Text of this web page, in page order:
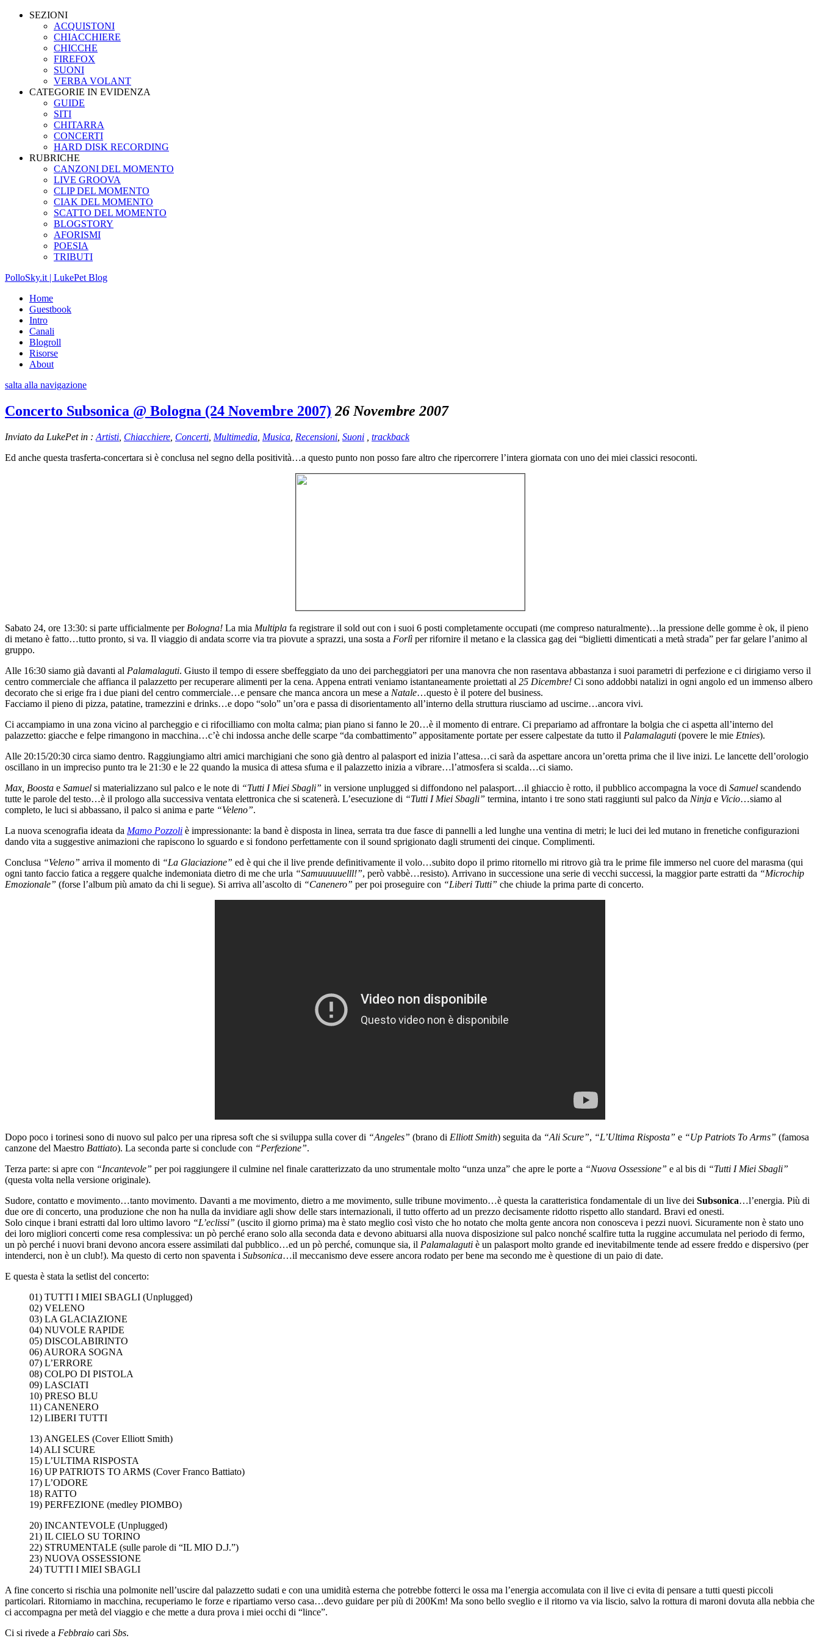
SEZIONI
ACQUISTONI
CHIACCHIERE
CHICCHE
FIREFOX
SUONI
VERBA VOLANT
CATEGORIE IN EVIDENZA
GUIDE
SITI
CHITARRA
CONCERTI
HARD DISK RECORDING
RUBRICHE
CANZONI DEL MOMENTO
LIVE GROOVA
CLIP DEL MOMENTO
CIAK DEL MOMENTO
SCATTO DEL MOMENTO
BLOGSTORY
AFORISMI
POESIA
TRIBUTI
PolloSky.it | LukePet Blog
Home
Guestbook
Intro
Canali
Blogroll
Risorse
About
salta alla navigazione
Concerto Subsonica @ Bologna (24 Novembre 2007) 26 Novembre 2007
Inviato da LukePet in : Artisti Chiacchiere Concerti Multimedia Musica Recensioni Suoni
trackback
Ed anche questa trasferta-concertara si è conclusa nel segno della positività…a questo punto non posso fare altro che ripercorrere l’intera giornata con uno dei miei classici resoconti.
Sabato 24, ore 13:30: si parte ufficialmente per Bologna! La mia Multipla fa registrare il sold out con i suoi 6 posti completamente occupati (me compreso naturalmente)…la pressione delle gomme è ok, il pieno
di metano è fatto…tutto pronto, si va. Il viaggio di andata scorre via tra piovute a sprazzi, una sosta a Forlì per rifornire il metano e la classica gag dei “biglietti dimenticati a metà strada” per far gelare l’animo al
gruppo.
Alle 16:30 siamo già davanti al Palamalaguti. Giusto il tempo di essere sbeffeggiato da uno dei parcheggiatori per una manovra che non rasentava abbastanza i suoi parametri di perfezione e ci dirigiamo verso il
centro commerciale che affianca il palazzetto per recuperare alimenti per la cena. Appena entrati veniamo istantaneamente proiettati al 25 Dicembre! Ci sono addobbi natalizi in ogni angolo ed un immenso albero
decorato che si erige fra i due piani del centro commerciale…e pensare che manca ancora un mese a Natale…questo è il potere del business.
Facciamo il pieno di pizza, patatine, tramezzini e drinks…e dopo “solo” un’ora e passa di disorientamento all’interno della struttura riusciamo ad uscirne…ancora vivi.
Ci accampiamo in una zona vicino al parcheggio e ci rifocilliamo con molta calma; pian piano si fanno le 20…è il momento di entrare. Ci prepariamo ad affrontare la bolgia che ci aspetta all’interno del
palazzetto: giacche e felpe rimangono in macchina…c’è chi indossa anche delle scarpe “da combattimento” appositamente portate per essere calpestate da tutto il Palamalaguti (povere le mie Etnies).
Alle 20:15/20:30 circa siamo dentro. Raggiungiamo altri amici marchigiani che sono già dentro al palasport ed inizia l’attesa…ci sarà da aspettare ancora un’oretta prima che il live inizi. Le lancette dell’orologio
oscillano in un impreciso punto tra le 21:30 e le 22 quando la musica di attesa sfuma e il palazzetto inizia a vibrare…l’atmosfera si scalda…ci siamo.
Max, Boosta e Samuel si materializzano sul palco e le note di “Tutti I Miei Sbagli” in versione unplugged si diffondono nel palasport…il ghiaccio è rotto, il pubblico accompagna la voce di Samuel scandendo
tutte le parole del testo…è il prologo alla successiva ventata elettronica che si scatenerà. L’esecuzione di “Tutti I Miei Sbagli” termina, intanto i tre sono stati raggiunti sul palco da Ninja e Vicio…siamo al
completo, le luci si abbassano, il palco si anima e parte “Veleno”.
La nuova scenografia ideata da Mamo Pozzoli è impressionante: la band è disposta in linea, serrata tra due fasce di pannelli a led lunghe una ventina di metri; le luci dei led mutano in frenetiche configurazioni
dando vita a suggestive animazioni che rapiscono lo sguardo e si fondono perfettamente con il sound sprigionato dagli strumenti dei cinque. Complimenti.
Conclusa “Veleno” arriva il momento di “La Glaciazione” ed è qui che il live prende definitivamente il volo…subito dopo il primo ritornello mi ritrovo già tra le prime file immerso nel cuore del marasma (qui
ogni tanto faccio fatica a reggere qualche indemoniata dietro di me che urla “Samuuuuuelll!”, però vabbè…resisto). Arrivano in successione una serie di vecchi successi, la maggior parte estratti da “Microchip
Emozionale” (forse l’album più amato da chi li segue). Si arriva all’ascolto di “Canenero” per poi proseguire con “Liberi Tutti” che chiude la prima parte di concerto.
Dopo poco i torinesi sono di nuovo sul palco per una ripresa soft che si sviluppa sulla cover di “Angeles” (brano di Elliott Smith) seguita da “Ali Scure”, “L’Ultima Risposta” e “Up Patriots To Arms” (famosa
canzone del Maestro Battiato). La seconda parte si conclude con “Perfezione”.
Terza parte: si apre con “Incantevole” per poi raggiungere il culmine nel finale caratterizzato da uno strumentale molto “unza unza” che apre le porte a “Nuova Ossessione” e al bis di “Tutti I Miei Sbagli”
(questa volta nella versione originale).
Sudore, contatto e movimento…tanto movimento. Davanti a me movimento, dietro a me movimento, sulle tribune movimento…è questa la caratteristica fondamentale di un live dei Subsonica…l’energia. Più di
due ore di concerto, una produzione che non ha nulla da invidiare agli show delle stars internazionali, il tutto offerto ad un prezzo decisamente ridotto rispetto allo standard. Bravi ed onesti.
Solo cinque i brani estratti dal loro ultimo lavoro “L’eclissi” (uscito il giorno prima) ma è stato meglio così visto che ho notato che molta gente ancora non conosceva i pezzi nuovi. Sicuramente non è stato uno
dei loro migliori concerti come resa complessiva: un pò perché erano solo alla seconda data e devono abituarsi alla nuova disposizione sul palco nonché scalfire tutta la ruggine accumulata nel periodo di fermo,
un pò perché i nuovi brani devono ancora essere assimilati dal pubblico…ed un pò perché, comunque sia, il Palamalaguti è un palasport molto grande ed inevitabilmente tende ad essere freddo e dispersivo (per
intenderci, non è un club!). Ma questo di certo non spaventa i Subsonica…il meccanismo deve essere ancora rodato per bene ma secondo me è questione di un paio di date.
E questa è stata la setlist del concerto:
01) TUTTI I MIEI SBAGLI (Unplugged)
02) VELENO
03) LA GLACIAZIONE
04) NUVOLE RAPIDE
05) DISCOLABIRINTO
06) AURORA SOGNA
07) L’ERRORE
08) COLPO DI PISTOLA
09) LASCIATI
10) PRESO BLU
11) CANENERO
12) LIBERI TUTTI
13) ANGELES (Cover Elliott Smith)
14) ALI SCURE
15) L’ULTIMA RISPOSTA
16) UP PATRIOTS TO ARMS (Cover Franco Battiato)
17) L’ODORE
18) RATTO
19) PERFEZIONE (medley PIOMBO)
20) INCANTEVOLE (Unplugged)
21) IL CIELO SU TORINO
22) STRUMENTALE (sulle parole di “IL MIO D.J.”)
23) NUOVA OSSESSIONE
24) TUTTI I MIEI SBAGLI
A fine concerto si rischia una polmonite nell’uscire dal palazzetto sudati e con una umidità esterna che potrebbe fotterci le ossa ma l’energia accomulata con il live ci evita di pensare a tutti questi piccoli
particolari. Ritorniamo in macchina, recuperiamo le forze e ripartiamo verso casa…devo guidare per più di 200Km! Ma sono bello sveglio e il ritorno va via liscio, salvo la rottura di maroni dovuta alla nebbia che
ci accompagna per metà del viaggio e che mette a dura prova i miei occhi di “lince”.
Ci si rivede a Febbraio cari Sbs.